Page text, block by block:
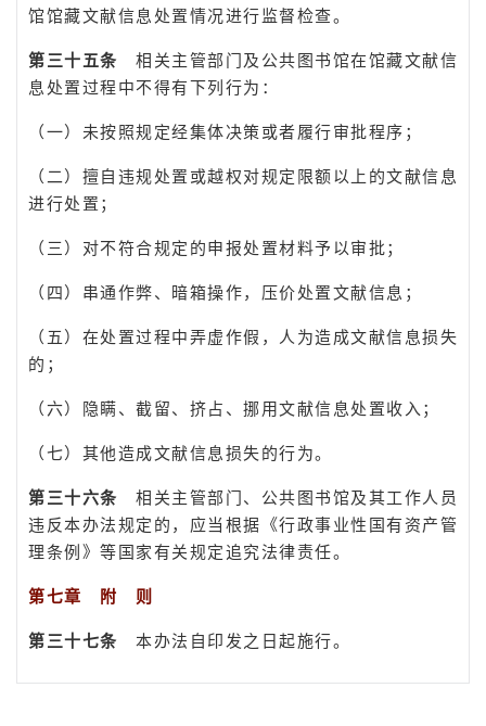
馆馆藏文献信息处置情况进行监督检查。
第三十五条 相关主管部门及公共图书馆在馆藏文献信
息处置过程中不得有下列行为：
（一）未按照规定经集体决策或者履行审批程序；
（二）擅自违规处置或越权对规定限额以上的文献信息
进行处置；
（三）对不符合规定的申报处置材料予以审批；
（四）串通作弊、暗箱操作，压价处置文献信息；
（五）在处置过程中弄虚作假，人为造成文献信息损失
的；
（六）隐瞒、截留、挤占、挪用文献信息处置收入；
（七）其他造成文献信息损失的行为。
第三十六条 相关主管部门、公共图书馆及其工作人员
违反本办法规定的，应当根据《行政事业性国有资产管
理条例》等国家有关规定追究法律责任。
第七章 附 则
第三十七条 本办法自印发之日起施行。